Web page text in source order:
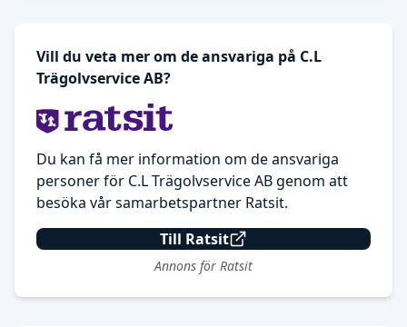
Vill du veta mer om de ansvariga på C.L
Trägolvservice AB?
Du kan få mer information om de ansvariga
personer för C.L Trägolvservice AB genom att
besöka vår samarbetspartner Ratsit.
Till Ratsit
Annons för Ratsit